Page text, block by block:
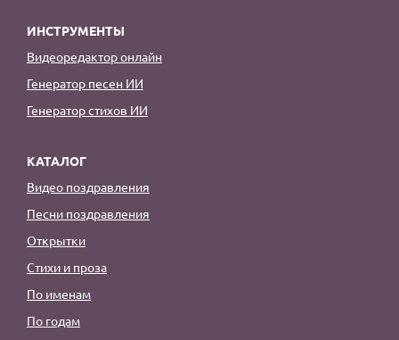
ИНСТРУМЕНТЫ
Видеоредактор онлайн
Генератор песен ИИ
Генератор стихов ИИ
КАТАЛОГ
Видео поздравления
Песни поздравления
Открытки
Стихи и проза
По именам
По годам